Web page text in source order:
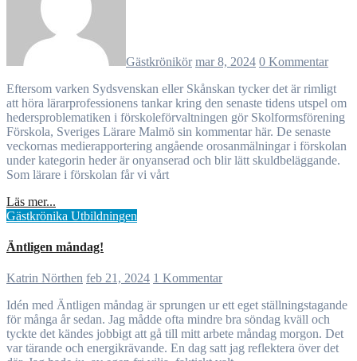
Gästkrönikör mar 8, 2024 0 Kommentar
Eftersom varken Sydsvenskan eller Skånskan tycker det är rimligt
att höra lärarprofessionens tankar kring den senaste tidens utspel om
hedersproblematiken i förskoleförvaltningen gör Skolformsförening
Förskola, Sveriges Lärare Malmö sin kommentar här. De senaste
veckornas medierapportering angående orosanmälningar i förskolan
under kategorin heder är onyanserad och blir lätt skuldbeläggande.
Som lärare i förskolan får vi vårt
Läs mer...
Gästkrönika Utbildningen
Äntligen måndag!
Katrin Nörthen feb 21, 2024 1 Kommentar
Idén med Äntligen måndag är sprungen ur ett eget ställningstagande
för många år sedan. Jag mådde ofta mindre bra söndag kväll och
tyckte det kändes jobbigt att gå till mitt arbete måndag morgon. Det
var tärande och energikrävande. En dag satt jag reflektera över det